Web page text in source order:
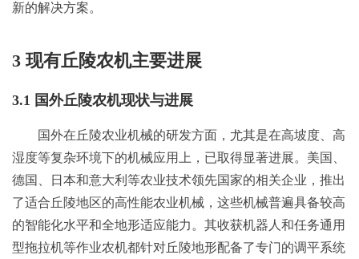
新的解决方案。
3 现有丘陵农机主要进展
3.1 国外丘陵农机现状与进展
国外在丘陵农业机械的研发方面，尤其是在高坡度、高
湿度等复杂环境下的机械应用上，已取得显著进展。美国、
德国、日本和意大利等农业技术领先国家的相关企业，推出
了适合丘陵地区的高性能农业机械，这些机械普遍具备较高
的智能化水平和全地形适应能力。其收获机器人和任务通用
型拖拉机等作业农机都针对丘陵地形配备了专门的调平系统